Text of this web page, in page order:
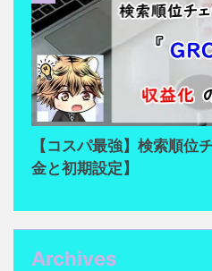
【コスパ最強】検索順位
金と初期設定】
Archives